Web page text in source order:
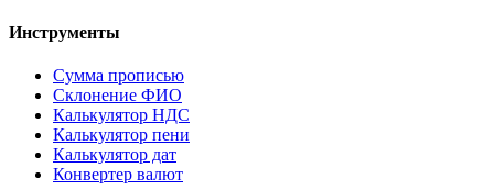
Инструменты
Сумма прописью
Склонение ФИО
Калькулятор НДС
Калькулятор пени
Калькулятор дат
Конвертер валют